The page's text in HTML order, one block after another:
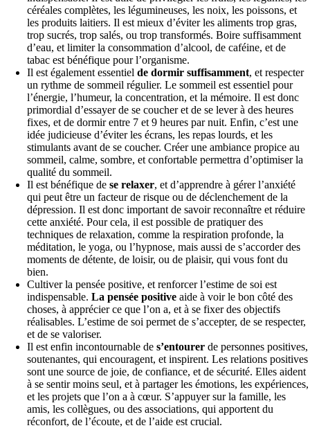
céréales complètes, les légumineuses, les noix, les poissons, et
les produits laitiers. Il est mieux d’éviter les aliments trop gras,
trop sucrés, trop salés, ou trop transformés. Boire suffisamment
d’eau, et limiter la consommation d’alcool, de caféine, et de
tabac est bénéfique pour l’organisme.
Il est également essentielde dormir suffisamment, et respecter
un rythme de sommeil régulier. Le sommeil est essentiel pour
l’énergie, l’humeur, la concentration, et la mémoire. Il est donc
primordial d’essayer de se coucher et de se lever à des heures
fixes, et de dormir entre 7 et 9 heures par nuit. Enfin, c’est une
idée judicieuse d’éviter les écrans, les repas lourds, et les
stimulants avant de se coucher. Créer une ambiance propice au
sommeil, calme, sombre, et confortable permettra d’optimiser la
qualité du sommeil.
Il est bénéfique dese relaxer, et d’apprendre à gérer l’anxiété
qui peut être un facteur de risque ou de déclenchement de la
dépression. Il est donc important de savoir reconnaître et réduire
cette anxiété. Pour cela, il est possible de pratiquer des
techniques de relaxation, comme la respiration profonde, la
méditation, le yoga, ou l’hypnose, mais aussi de s’accorder des
moments de détente, de loisir, ou de plaisir, qui vous font du
bien.
Cultiver la pensée positive, et renforcer l’estime de soi est
indispensable.La pensée positive aide à voir le bon côté des
choses, à apprécier ce que l’on a, et à se fixer des objectifs
réalisables. L’estime de soi permet de s’accepter, de se respecter,
et de se valoriser.
Il est enfin incontournable des’entourer de personnes positives,
soutenantes, qui encouragent, et inspirent. Les relations positives
sont une source de joie, de confiance, et de sécurité. Elles aident
à se sentir moins seul, et à partager les émotions, les expériences,
et les projets que l’on a à cœur. S’appuyer sur la famille, les
amis, les collègues, ou des associations, qui apportent du
réconfort, de l’écoute, et de l’aide est crucial.